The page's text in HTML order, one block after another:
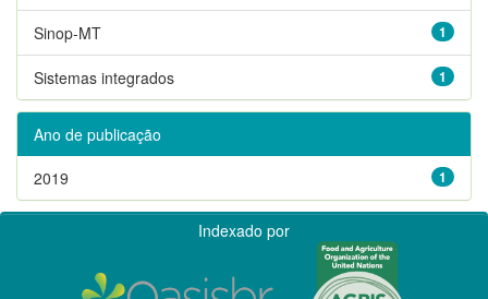
1
Sinop-MT
1
Sistemas integrados
Ano de publicação
1
2019
Indexado por